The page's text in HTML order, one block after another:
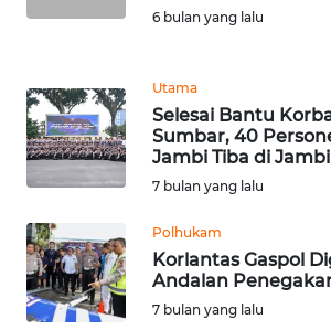
6 bulan yang lalu
Utama
Selesai Bantu
Sumbar, 40
Jambi Tiba di Jambi
7 bulan yang lalu
Polhukam
Korlantas Gaspol
Andalan
7 bulan yang lalu
WN
WN
PAPUA
WN
BARAT
WN
RIAU